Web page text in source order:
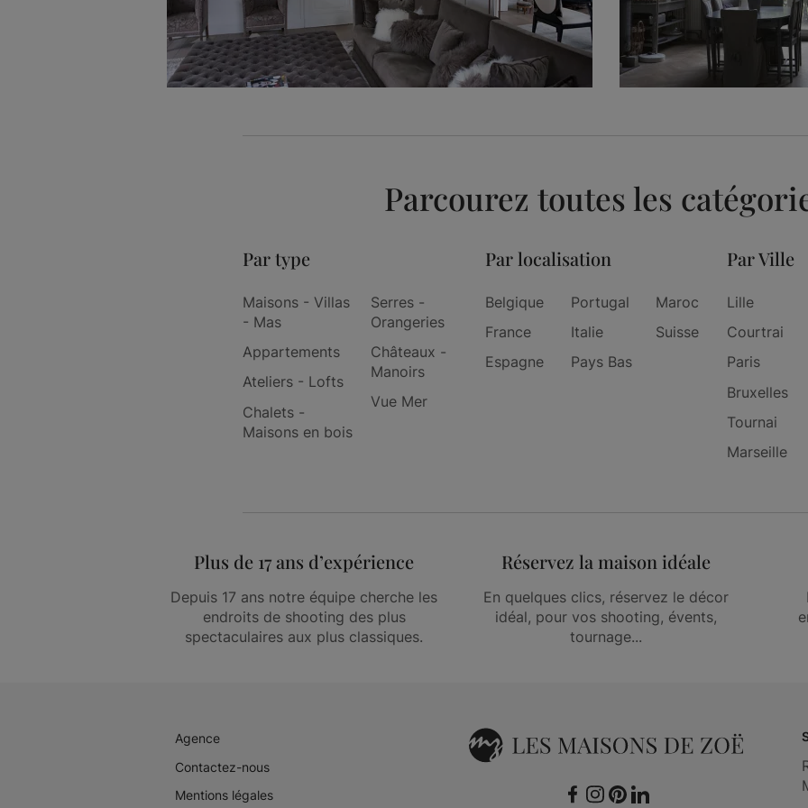
Parcourez toutes les
Par type
Maisons - Villas
- Mas
Appartements
Ateliers - Lofts
Chalets -
Maisons en bois
Serres -
Orangeries
Châteaux -
Manoirs
Vue Mer
Par localisation
Belgique
France
Espagne
Portugal
Italie
Pays Bas
Maroc
Suisse
Par Ville
Lille
Courtrai
Paris
Bruxelles
Tournai
Marseille
Plus de 17 ans d’expérience
Depuis 17 ans notre équipe cherche les
endroits de shooting des plus
spectaculaires aux plus classiques.
Réservez la maison idéale
En quelques clics, réservez le décor
idéal, pour vos shooting, évents,
tournage...
Agence
Contactez-nous
Mentions légales